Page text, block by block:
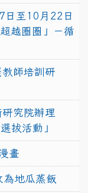
日至10月22日
越圈圈」－循
師培訓研
究院辦理
拔活動」
畫
地瓜蒸飯